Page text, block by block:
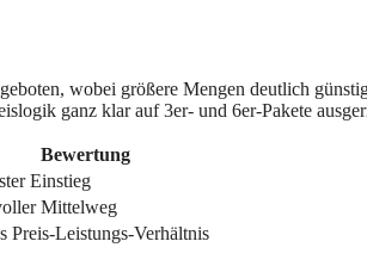
wobei größere Mengen deutlich
ganz klar auf 3er- und 6er-Pakete
Bewertung
Einstieg
Mittelweg
Preis-Leistungs-Verhältnis